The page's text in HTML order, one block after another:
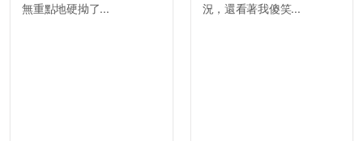
無重點地硬拗了...
況，還看著我傻笑...